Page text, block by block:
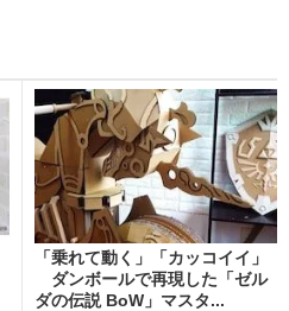
「乗れて動く」「カッコイイ」
ダンボールで再現した「ゼル
ダの伝説 BoW」マスタ...